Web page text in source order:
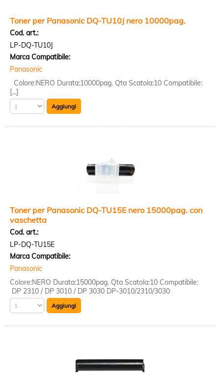
Toner per Panasonic DQ-TU10J nero 10000pag.
Cod. art.:
LP-DQ-TU10J
Marca Compatibile:
Panasonic
Colore:NERO Durata:10000pag. Qta Scatola:10 Compatibile:
[...]
Toner per Panasonic DQ-TU15E nero 15000pag. con
vaschetta
Cod. art.:
LP-DQ-TU15E
Marca Compatibile:
Panasonic
Colore:NERO Durata:15000pag. Qta Scatola:10 Compatibile:
DP 2310 / DP 3010 / DP 3030 DP-3010/2310/3030